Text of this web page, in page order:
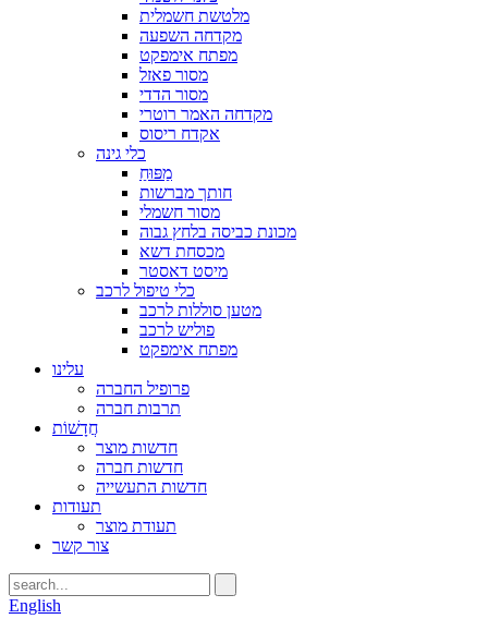
מלטשת חשמלית
מקדחה השפעה
מפתח אימפקט
מסור פאזל
מסור הדדי
מקדחה האמר רוטרי
אקדח ריסוס
כלי גינה
מַפּוּחַ
חותך מברשות
מסור חשמלי
מכונת כביסה בלחץ גבוה
מכסחת דשא
מיסט דאסטר
כלי טיפול לרכב
מטען סוללות לרכב
פוליש לרכב
מפתח אימפקט
עלינו
פרופיל החברה
תרבות חברה
חֲדָשׁוֹת
חדשות מוצר
חדשות חברה
חדשות התעשייה
תעודות
תעודת מוצר
צור קשר
English